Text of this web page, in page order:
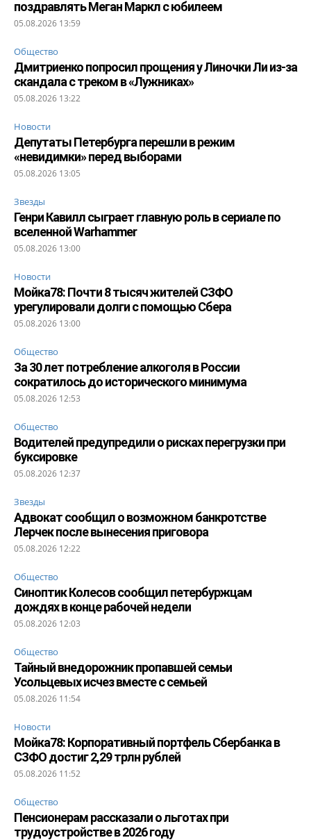
поздравлять Меган Маркл с юбилеем
05.08.2026 13:59
Общество
Дмитриенко попросил прощения у Линочки Ли из-за
скандала с треком в «Лужниках»
05.08.2026 13:22
Новости
Депутаты Петербурга перешли в режим
«невидимки» перед выборами
05.08.2026 13:05
Звезды
Генри Кавилл сыграет главную роль в сериале по
вселенной Warhammer
05.08.2026 13:00
Новости
Мойка78: Почти 8 тысяч жителей СЗФО
урегулировали долги с помощью Сбера
05.08.2026 13:00
Общество
За 30 лет потребление алкоголя в России
сократилось до исторического минимума
05.08.2026 12:53
Общество
Водителей предупредили о рисках перегрузки при
буксировке
05.08.2026 12:37
Звезды
Адвокат сообщил о возможном банкротстве
Лерчек после вынесения приговора
05.08.2026 12:22
Общество
Синоптик Колесов сообщил петербуржцам
дождях в конце рабочей недели
05.08.2026 12:03
Общество
Тайный внедорожник пропавшей семьи
Усольцевых исчез вместе с семьей
05.08.2026 11:54
Новости
Мойка78: Корпоративный портфель Сбербанка в
СЗФО достиг 2,29 трлн рублей
05.08.2026 11:52
Общество
Пенсионерам рассказали о льготах при
трудоустройстве в 2026 году